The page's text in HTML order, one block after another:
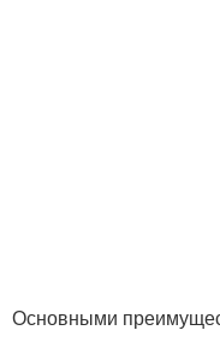
Основными